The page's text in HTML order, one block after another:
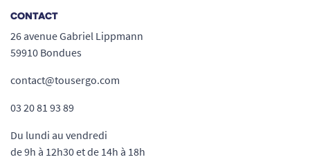
CONTACT
26 avenue Gabriel Lippmann
59910 Bondues
contact@tousergo.com
03 20 81 93 89
Du lundi au vendredi
de 9h à 12h30 et de 14h à 18h